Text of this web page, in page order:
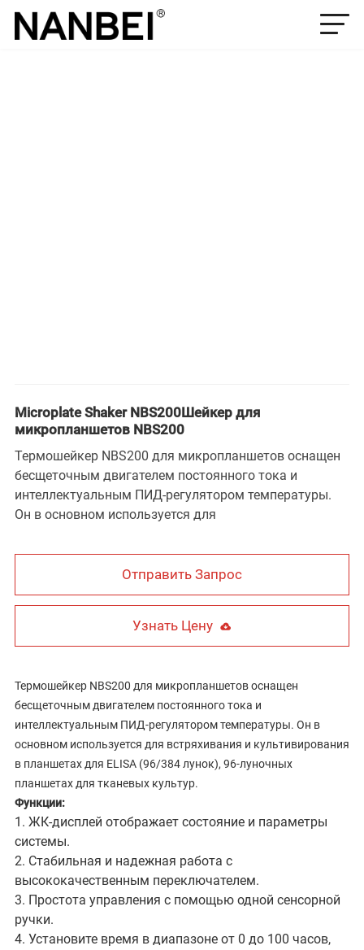
Microplate Shaker NBS200Шейкер для
микропланшетов NBS200
Термошейкер NBS200 для микропланшетов оснащен
бесщеточным двигателем постоянного тока и
интеллектуальным ПИД-регулятором температуры.
Он в основном используется для
Отправить Запрос
Узнать Цену
Термошейкер NBS200 для микропланшетов оснащен
бесщеточным двигателем постоянного тока и
интеллектуальным ПИД-регулятором температуры. Он в
основном используется для встряхивания и культивирования
в планшетах для ELISA (96/384 лунок), 96-луночных
планшетах для тканевых культур.
Функции:
1. ЖК-дисплей отображает состояние и параметры
системы.
2. Стабильная и надежная работа с
высококачественным переключателем.
3. Простота управления с помощью одной сенсорной
ручки.
4. Установите время в диапазоне от 0 до 100 часов,